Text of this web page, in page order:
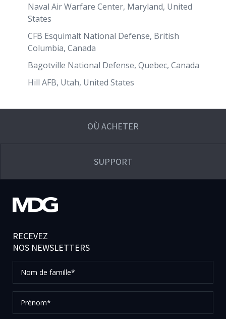
Naval Air Warfare Center, Maryland, United
States
CFB Esquimalt National Defense, British
Columbia, Canada
Bagotville National Defense, Quebec, Canada
Hill AFB, Utah, United States
OÙ ACHETER
SUPPORT
RECEVEZ
NOS NEWSLETTERS
de
famille*